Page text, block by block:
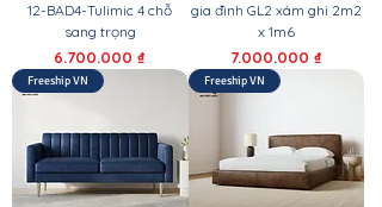
12-BAD4-Tulimic 4 chỗ
sang trọng
Giá
6.700.000 ₫
gia đình GL2 xám ghi 2m2
x 1m6
Giá
7.000.000 ₫
Freeship VN Freeship VN